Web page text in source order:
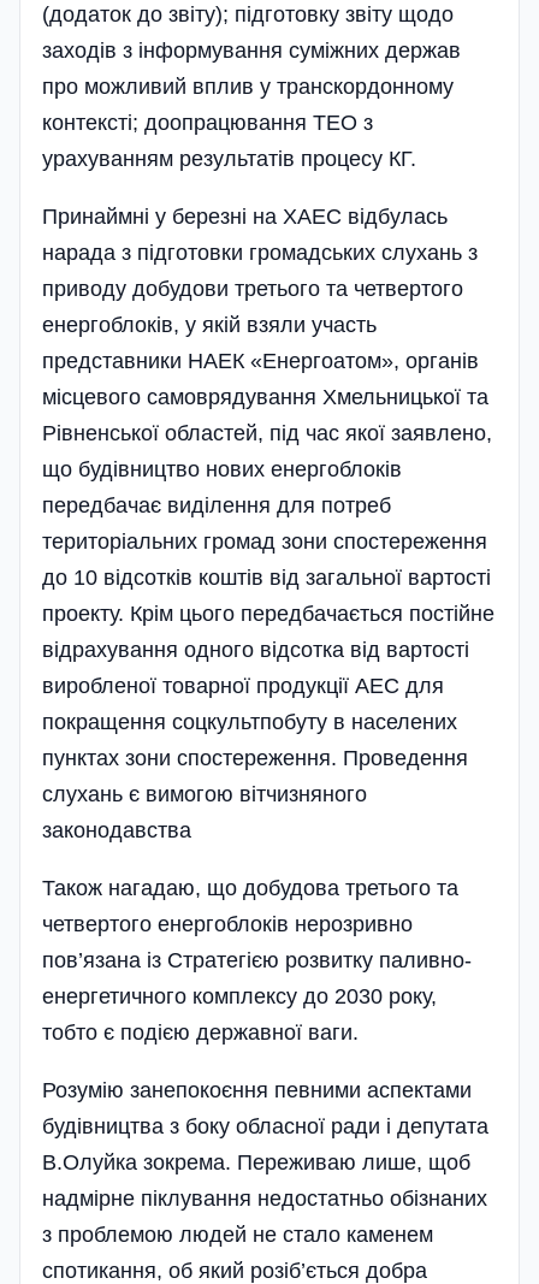
(додаток до звіту); підготовку звіту щодо
заходів з інформування суміжних держав
про можливий вплив у транскордонному
контексті; доопрацювання ТЕО з
урахуванням результатів процесу КГ.
Принаймні у березні на ХАЕС відбулась
нарада з підготовки громадських слухань з
приводу добудови третього та четвертого
енергоблоків, у якій взяли участь
представники НАЕК «Енергоатом», органів
місцевого самоврядування Хмельницької та
Рівненської областей, під час якої заявлено,
що будівництво нових енергоблоків
передбачає виділення для потреб
територіальних громад зони спостереження
до 10 відсотків коштів від загальної вартості
проекту. Крім цього передбачається постійне
відрахування одного відсотка від вартості
виробленої товарної продукції АЕС для
покращення соцкультпобуту в населених
пунктах зони спостереження. Проведення
слухань є вимогою вітчизняного
законодавства
Також нагадаю, що добудова третього та
четвертого енергоблоків нерозривно
пов’язана із Стратегією розвитку паливно-
енергетичного комплексу до 2030 року,
тобто є подією державної ваги.
Розумію занепокоєння певними аспектами
будівництва з боку обласної ради і депутата
В.Олуйка зокрема. Переживаю лише, щоб
надмірне піклування недостатньо обізнаних
з проблемою людей не стало каменем
спотикання, об який розіб’ється добра